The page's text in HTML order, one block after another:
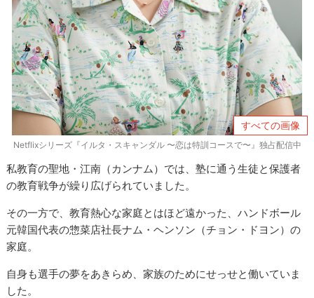
すべての画像
Netflixシリーズ『イルタ・スキャンダル 〜恋は特訓コースで〜』独占配信中
私教育の聖地・江南（カンナム）では、塾に通う生徒と保護者
の教育戦争が繰り広げられていました。
その一方で、教育熱心な家庭とはほど遠かった、ハンドボール
元韓国代表の惣菜店社長ナム・ヘンソン（チョン・ドヨン）の
家庭。
自身も選手の夢をあきらめ、家族のためにせっせと働いていま
した。